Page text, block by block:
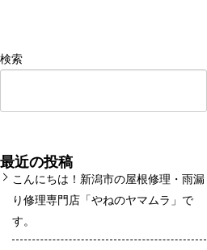
検索
最近の投稿
こんにちは！新潟市の屋根修理・雨漏
り修理専門店「やねのヤマムラ」で
す。